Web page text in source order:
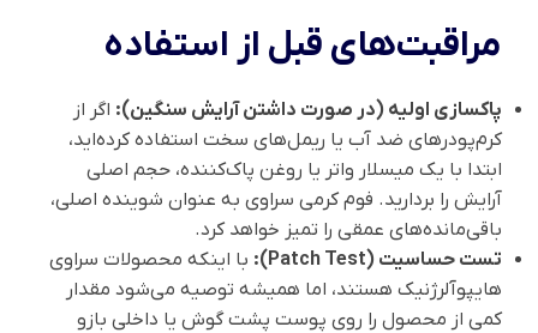
مراقبت‌های قبل از استفاده
پاکسازی اولیه (در صورت داشتن آرایش سنگین): اگر از
کرم‌پودرهای ضد آب یا ریمل‌های سخت استفاده کرده‌اید،
ابتدا با یک میسلار واتر یا روغن پاک‌کننده، حجم اصلی
آرایش را بردارید. فوم کرمی سراوی به عنوان شوینده اصلی،
باقی‌مانده‌های عمقی را تمیز خواهد کرد.
تست حساسیت (Patch Test):
با اینکه محصولات سراوی
هایپوآلرژنیک هستند، اما همیشه توصیه می‌شود مقدار
کمی از محصول را روی پوست پشت گوش یا داخلی بازو